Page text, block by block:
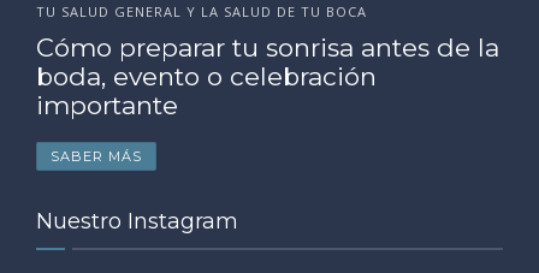
TU SALUD GENERAL Y LA SALUD DE TU BOCA
Cómo preparar tu sonrisa antes de la
boda, evento o celebración
importante
SABER MÁS
Nuestro Instagram